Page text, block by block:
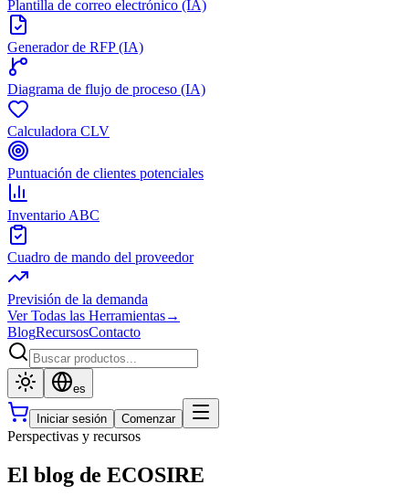
Plantilla de correo electrónico (IA)
Generador de RFP (IA)
Diagrama de flujo de proceso (IA)
Calculadora CLV
Puntuación de clientes potenciales
Inventario ABC
Cuadro de mando del proveedor
Previsión de la demanda
Ver Todas las Herramientas→
BlogRecursosContacto
es
Iniciar sesión Comenzar
Perspectivas y recursos
El blog de ECOSIRE